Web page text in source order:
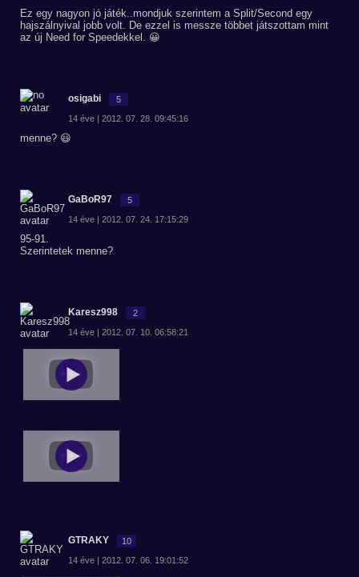
Ez egy nagyon jó játék..mondjuk szerintem a Split/Second egy
hajszálnyival jobb volt. De ezzel is messze többet játszottam mint
az új Need for Speedekkel. 😀
osigabi 5
14 éve | 2012. 07. 28. 09:45:16
menne? 😃
GaBoR97 5
14 éve | 2012. 07. 24. 17:15:29
95-91.
Szerintetek menne?
Karesz998 2
14 éve | 2012. 07. 10. 06:58:21
GTRAKY 10
14 éve | 2012. 07. 06. 19:01:52